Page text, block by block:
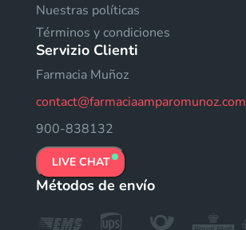
Nuestras políticas
Términos y condiciones
Servizio Clienti
Farmacia Muñoz
contact@farmaciaamparomunoz.com
900-838132
LIVE CHAT
Métodos de envío